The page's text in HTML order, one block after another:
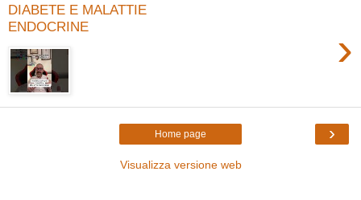
DIABETE E MALATTIE
ENDOCRINE
›
›
Home page
Visualizza versione web